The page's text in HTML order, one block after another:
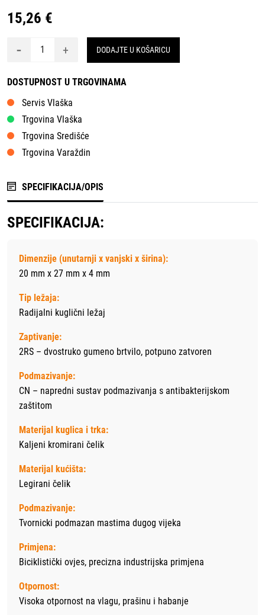
15,26 €
- + DODAJTE U KOŠARICU
DOSTUPNOST U TRGOVINAMA
Servis Vlaška
Trgovina Vlaška
Trgovina Središće
Trgovina Varaždin
SPECIFIKACIJA/OPIS
SPECIFIKACIJA:
Dimenzije (unutarnji x vanjski x širina):
20 mm x 27 mm x 4 mm
Tip ležaja:
Radijalni kuglični ležaj
Zaptivanje:
2RS – dvostruko gumeno brtvilo, potpuno zatvoren
Podmazivanje:
CN – napredni sustav podmazivanja s antibakterijskom
zaštitom
Materijal kuglica i trka:
Kaljeni kromirani čelik
Materijal kućišta:
Legirani čelik
Podmazivanje:
Tvornicki podmazan mastima dugog vijeka
Primjena:
Biciklistički ovjes, precizna industrijska primjena
Otpornost:
Visoka otpornost na vlagu, prašinu i habanje